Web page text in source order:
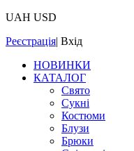
UAH USD
Реєстрація| Вхід
НОВИНКИ
КАТАЛОГ
Свято
Сукні
Костюми
Блузи
Брюки